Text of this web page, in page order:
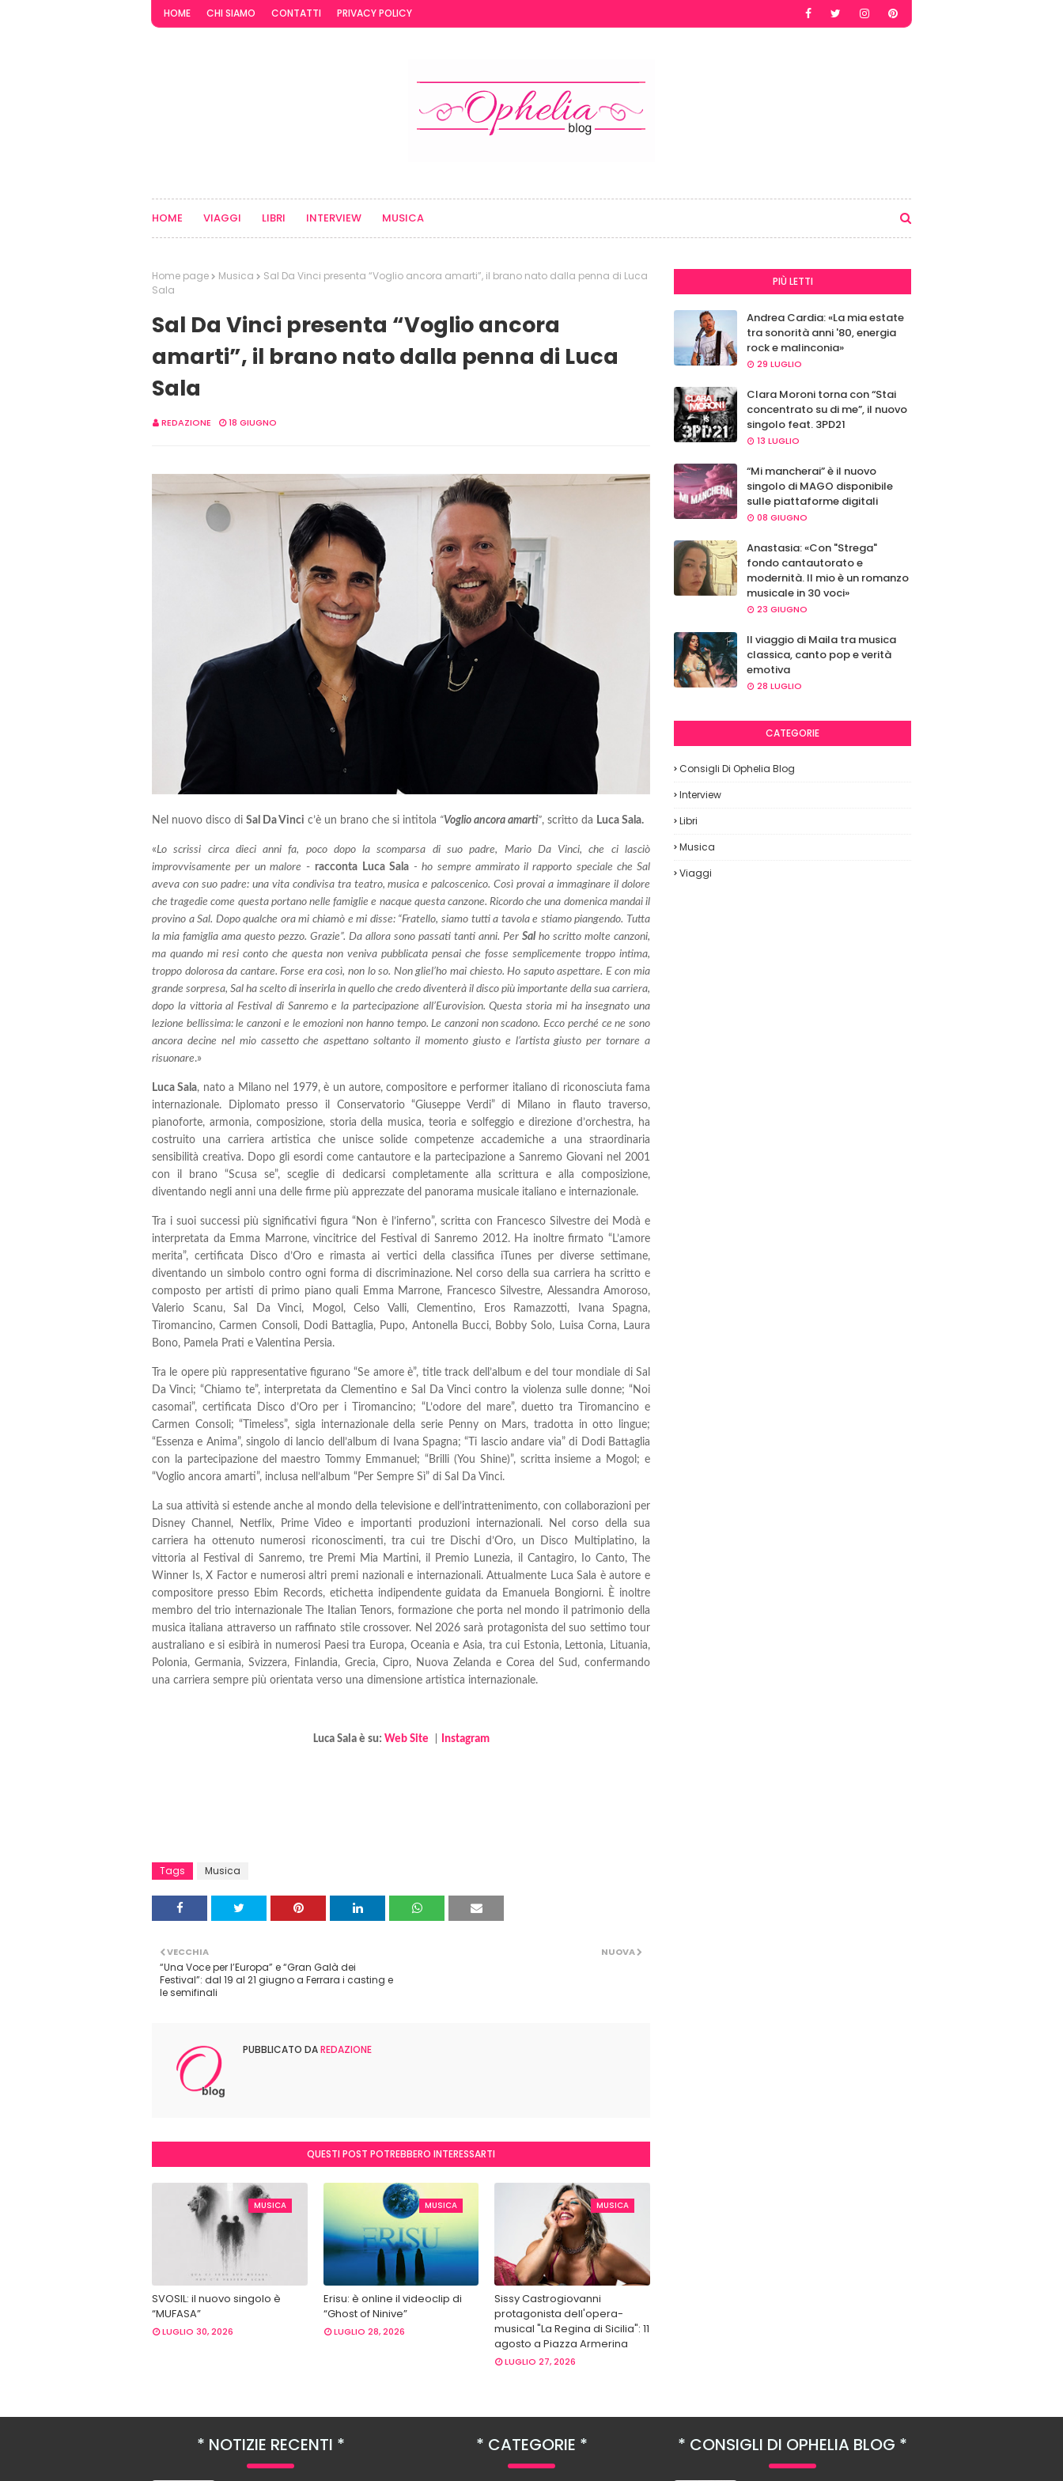
HOME CHI SIAMO CONTATTI PRIVACY POLICY
HOME VIAGGI LIBRI INTERVIEW MUSICA
Home page Musica
Sal Da Vinci presenta “Voglio ancora amarti”, il brano nato dalla penna di Luca
Sala
Sal Da Vinci presenta “Voglio ancora
amarti”, il brano nato dalla penna di Luca
Sala
REDAZIONE 18 GIUGNO
Nel nuovo disco di Sal Da Vinci c’è un brano che si intitola “Voglio ancora amarti”, scritto da Luca Sala.
«Lo scrissi circa dieci anni fa, poco dopo la scomparsa di suo padre, Mario Da Vinci, che ci lasciò
improvvisamente per un malore - racconta Luca Sala - ho sempre ammirato il rapporto speciale che Sal
aveva con suo padre: una vita condivisa tra teatro, musica e palcoscenico. Così provai a immaginare il dolore
che tragedie come questa portano nelle famiglie e nacque questa canzone. Ricordo che una domenica mandai il
provino a Sal. Dopo qualche ora mi chiamò e mi disse: “Fratello, siamo tutti a tavola e stiamo piangendo. Tutta
la mia famiglia ama questo pezzo. Grazie”. Da allora sono passati tanti anni. Per Sal ho scritto molte canzoni,
ma quando mi resi conto che questa non veniva pubblicata pensai che fosse semplicemente troppo intima,
troppo dolorosa da cantare. Forse era così, non lo so. Non gliel’ho mai chiesto. Ho saputo aspettare. E con mia
grande sorpresa, Sal ha scelto di inserirla in quello che credo diventerà il disco più importante della sua carriera,
dopo la vittoria al Festival di Sanremo e la partecipazione all’Eurovision. Questa storia mi ha insegnato una
lezione bellissima: le canzoni e le emozioni non hanno tempo. Le canzoni non scadono. Ecco perché ce ne sono
ancora decine nel mio cassetto che aspettano soltanto il momento giusto e l’artista giusto per tornare a
risuonare.»
Luca Sala, nato a Milano nel 1979, è un autore, compositore e performer italiano di riconosciuta fama
internazionale. Diplomato presso il Conservatorio “Giuseppe Verdi” di Milano in flauto traverso,
pianoforte, armonia, composizione, storia della musica, teoria e solfeggio e direzione d’orchestra, ha
costruito una carriera artistica che unisce solide competenze accademiche a una straordinaria
sensibilità creativa. Dopo gli esordi come cantautore e la partecipazione a Sanremo Giovani nel 2001
con il brano “Scusa se”, sceglie di dedicarsi completamente alla scrittura e alla composizione,
diventando negli anni una delle firme più apprezzate del panorama musicale italiano e internazionale.
Tra i suoi successi più significativi figura “Non è l’inferno”, scritta con Francesco Silvestre dei Modà e
interpretata da Emma Marrone, vincitrice del Festival di Sanremo 2012. Ha inoltre firmato “L’amore
merita”, certificata Disco d’Oro e rimasta ai vertici della classifica iTunes per diverse settimane,
diventando un simbolo contro ogni forma di discriminazione. Nel corso della sua carriera ha scritto e
composto per artisti di primo piano quali Emma Marrone, Francesco Silvestre, Alessandra Amoroso,
Valerio Scanu, Sal Da Vinci, Mogol, Celso Valli, Clementino, Eros Ramazzotti, Ivana Spagna,
Tiromancino, Carmen Consoli, Dodi Battaglia, Pupo, Antonella Bucci, Bobby Solo, Luisa Corna, Laura
Bono, Pamela Prati e Valentina Persia.
Tra le opere più rappresentative figurano “Se amore è”, title track dell’album e del tour mondiale di Sal
Da Vinci; “Chiamo te”, interpretata da Clementino e Sal Da Vinci contro la violenza sulle donne; “Noi
casomai”, certificata Disco d’Oro per i Tiromancino; “L’odore del mare”, duetto tra Tiromancino e
Carmen Consoli; “Timeless”, sigla internazionale della serie Penny on Mars, tradotta in otto lingue;
“Essenza e Anima”, singolo di lancio dell’album di Ivana Spagna; “Ti lascio andare via” di Dodi Battaglia
con la partecipazione del maestro Tommy Emmanuel; “Brilli (You Shine)”, scritta insieme a Mogol; e
“Voglio ancora amarti”, inclusa nell’album “Per Sempre Sì” di Sal Da Vinci.
La sua attività si estende anche al mondo della televisione e dell’intrattenimento, con collaborazioni per
Disney Channel, Netflix, Prime Video e importanti produzioni internazionali. Nel corso della sua
carriera ha ottenuto numerosi riconoscimenti, tra cui tre Dischi d’Oro, un Disco Multiplatino, la
vittoria al Festival di Sanremo, tre Premi Mia Martini, il Premio Lunezia, il Cantagiro, Io Canto, The
Winner Is, X Factor e numerosi altri premi nazionali e internazionali. Attualmente Luca Sala è autore e
compositore presso Ebim Records, etichetta indipendente guidata da Emanuela Bongiorni. È inoltre
membro del trio internazionale The Italian Tenors, formazione che porta nel mondo il patrimonio della
musica italiana attraverso un raffinato stile crossover. Nel 2026 sarà protagonista del suo settimo tour
australiano e si esibirà in numerosi Paesi tra Europa, Oceania e Asia, tra cui Estonia, Lettonia, Lituania,
Polonia, Germania, Svizzera, Finlandia, Grecia, Cipro, Nuova Zelanda e Corea del Sud, confermando
una carriera sempre più orientata verso una dimensione artistica internazionale.
Luca Sala è su: Web Site Instagram
Tags Musica
NUOVA
VECCHIA
“Una Voce per l’Europa” e “Gran Galà dei
Festival”: dal 19 al 21 giugno a Ferrara i casting e
le semifinali
PUBBLICATO DAREDAZIONE
QUESTI POST POTREBBERO INTERESSARTI
MUSICA
SVOSIL: il nuovo singolo è
“MUFASA”
LUGLIO 30, 2026
MUSICA
Erisu: è online il videoclip di
“Ghost of Ninive”
LUGLIO 28, 2026
MUSICA
Sissy Castrogiovanni
protagonista dell'opera-
musical "La Regina di Sicilia": 11
agosto a Piazza Armerina
LUGLIO 27, 2026
PIÙ LETTI
Andrea Cardia: «La mia estate
tra sonorità anni '80, energia
rock e malinconia»
29 LUGLIO
Clara Moroni torna con “Stai
concentrato su di me”, il nuovo
singolo feat. 3PD21
13 LUGLIO
“Mi mancherai” è il nuovo
singolo di MAGO disponibile
sulle piattaforme digitali
08 GIUGNO
Anastasia: «Con "Strega"
fondo cantautorato e
modernità. Il mio è un romanzo
musicale in 30 voci»
23 GIUGNO
Il viaggio di Maila tra musica
classica, canto pop e verità
emotiva
28 LUGLIO
CATEGORIE
Consigli Di Ophelia Blog
Interview
Libri
Musica
Viaggi
NOTIZIE RECENTI CATEGORIE CONSIGLI DI OPHELIA BLOG